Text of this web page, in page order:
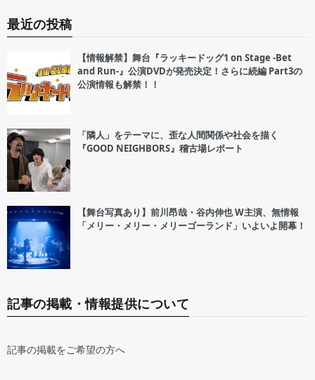
最近の投稿
【情報解禁】舞台『ラッキードッグ1 on Stage -Bet
and Run-』公演DVDが発売決定！さらに続編 Part3の
公演情報も解禁！！
「隣人」をテーマに、歪な人間関係や社会を描く
『GOOD NEIGHBORS』稽古場レポート
【舞台写真あり】前川昂哉・谷内伸也 W主演、無情報
「メリー・メリー・メリーゴーランド」いよいよ開幕！
記事の掲載・情報提供について
記事の掲載をご希望の方へ